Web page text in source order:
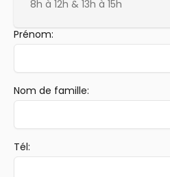
8h à 12h & 13h à 15h
Prénom:
Nom de famille:
Tél: